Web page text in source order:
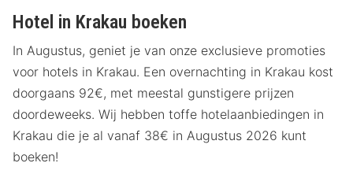
Hotel in Krakau boeken
In Augustus, geniet je van onze exclusieve promoties
voor hotels in Krakau. Een overnachting in Krakau kost
doorgaans 92€, met meestal gunstigere prijzen
doordeweeks. Wij hebben toffe hotelaanbiedingen in
Krakau die je al vanaf 38€ in Augustus 2026 kunt
boeken!